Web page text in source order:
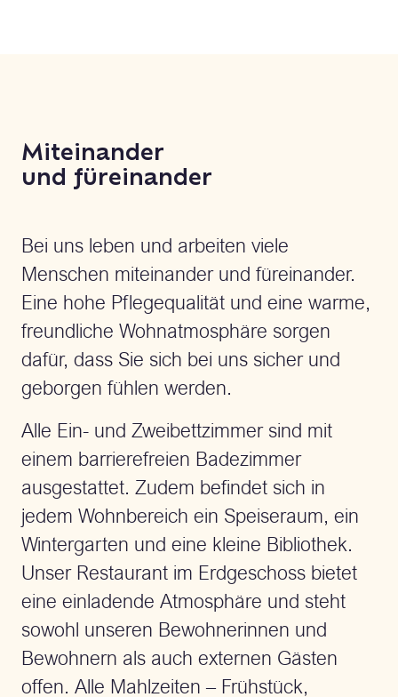
Miteinander
und füreinander
Bei uns leben und arbeiten viele
Menschen miteinander und füreinander.
Eine hohe Pflegequalität und eine warme,
freundliche Wohnatmosphäre sorgen
dafür, dass Sie sich bei uns sicher und
geborgen fühlen werden.
Alle Ein- und Zweibettzimmer sind mit
einem barrierefreien Badezimmer
ausgestattet. Zudem befindet sich in
jedem Wohnbereich ein Speiseraum, ein
Wintergarten und eine kleine Bibliothek.
Unser Restaurant im Erdgeschoss bietet
eine einladende Atmosphäre und steht
sowohl unseren Bewohnerinnen und
Bewohnern als auch externen Gästen
offen. Alle Mahlzeiten – Frühstück,